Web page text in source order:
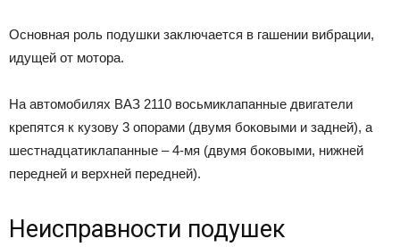
Основная роль подушки заключается в гашении вибрации,
идущей от мотора.
На автомобилях ВАЗ 2110 восьмиклапанные двигатели
крепятся к кузову 3 опорами (двумя боковыми и задней), а
шестнадцатиклапанные – 4-мя (двумя боковыми, нижней
передней и верхней передней).
Неисправности подушек